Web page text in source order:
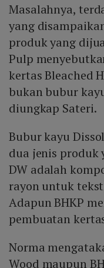
Masalahnya,
yang
produk yang
Pulp
kertas Bleached
bukan bubur
diungkap Sateri.
Bubur kayu
dua jenis produk
DW adalah
rayon untuk
Adapun BHKP
pembuatan
Norma
Wood maupun